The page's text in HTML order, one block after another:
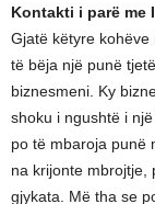
Kontakti i parë me
Gjatë këtyre
të bëja një punë
biznesmeni. Ky
shoku i ngushtë i
po të mbaroja punë
na krijonte mbrojtje,
gjykata. Më tha se